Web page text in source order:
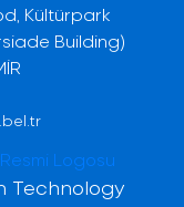
Kültürpark
Building)
Technology